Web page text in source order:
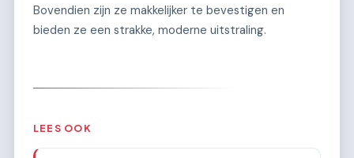
Bovendien zijn ze makkelijker te bevestigen en
bieden ze een strakke, moderne uitstraling.
LEES OOK